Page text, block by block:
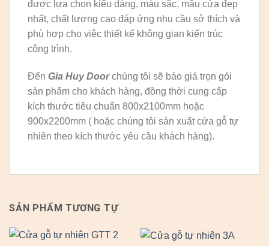
được lựa chọn kiểu dáng, màu sắc, mẫu cửa đẹp
nhất, chất lượng cao đáp ứng nhu cầu sở thích và
phù hợp cho việc thiết kế không gian kiến trúc
công trình.
Đến Gia Huy Doorchúng tôi sẽ báo giá trọn gói
sản phẩm cho khách hàng, đồng thời cung cấp
kích thước tiêu chuẩn 800x2100mm hoặc
900x2200mm ( hoặc chúng tôi sản xuất cửa gỗ tự
nhiên theo kích thước yêu cầu khách hàng).
SẢN PHẨM TƯƠNG TỰ